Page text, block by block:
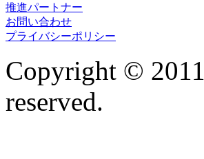
推進パートナー
お問い合わせ
プライバシーポリシー
Copyright ©
reserved.